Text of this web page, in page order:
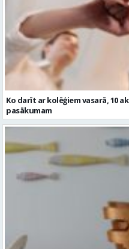
Ko darīt ar kolēģiem vasarā, 10
pasākumam
Kā bāra krēsli papildina